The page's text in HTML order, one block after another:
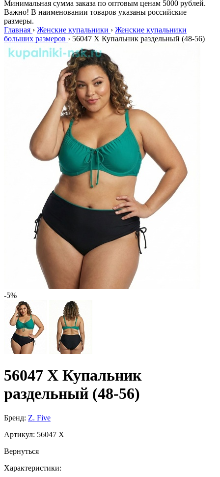
Минимальная сумма заказа по оптовым ценам 5000 рублей.
Важно! В наименовании товаров указаны российские
размеры.
Главная › Женские купальники › Женские купальники
больших размеров › 56047 X Купальник раздельный (48-56)
-5%
56047 X Купальник
раздельный (48-56)
Бренд: Z. Five
Артикул: 56047 X
Вернуться
Характеристики: